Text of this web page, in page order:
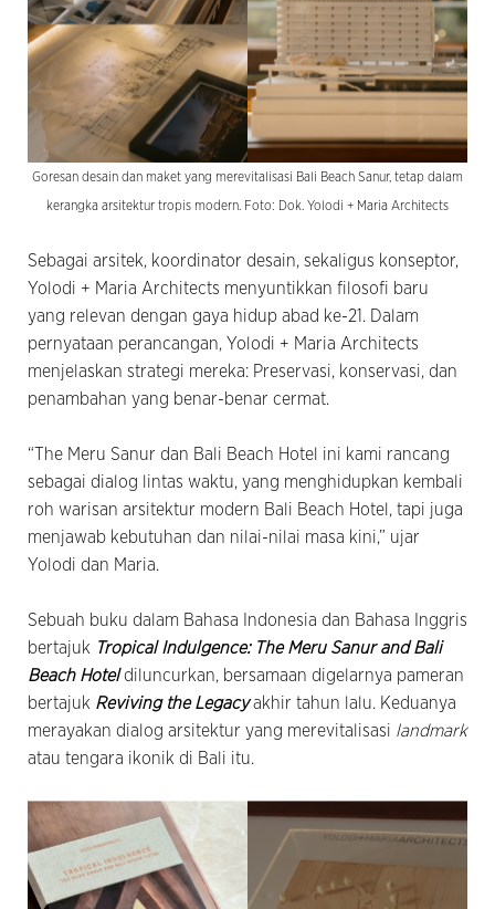
Goresan desain dan maket yang merevitalisasi Bali Beach Sanur, tetap dalam
kerangka arsitektur tropis modern. Foto: Dok. Yolodi + Maria Architects
Sebagai arsitek, koordinator desain, sekaligus konseptor,
Yolodi + Maria Architects menyuntikkan filosofi baru
yang relevan dengan gaya hidup abad ke-21. Dalam
pernyataan perancangan, Yolodi + Maria Architects
menjelaskan strategi mereka: Preservasi, konservasi, dan
penambahan yang benar-benar cermat.
“The Meru Sanur dan Bali Beach Hotel ini kami rancang
sebagai dialog lintas waktu, yang menghidupkan kembali
roh warisan arsitektur modern Bali Beach Hotel, tapi juga
menjawab kebutuhan dan nilai-nilai masa kini,” ujar
Yolodi dan Maria.
Sebuah buku dalam Bahasa Indonesia dan Bahasa Inggris
bertajuk Tropical Indulgence: The Meru Sanur and Bali
Beach Hoteldiluncurkan, bersamaan digelarnya pameran
bertajuk Reviving the Legacyakhir tahun lalu. Keduanya
merayakan dialog arsitektur yang merevitalisasi landmark
atau tengara ikonik di Bali itu.